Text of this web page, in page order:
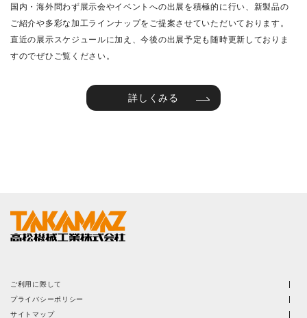
国内・海外問わず展示会やイベントへの出展を積極的に行い、新製品の
ご紹介や多彩な加工ラインナップをご提案させていただいております。
直近の展示スケジュールに加え、今後の出展予定も随時更新しておりま
すのでぜひご覧ください。
詳しくみる
ご利用に際して
プライバシーポリシー
サイトマップ